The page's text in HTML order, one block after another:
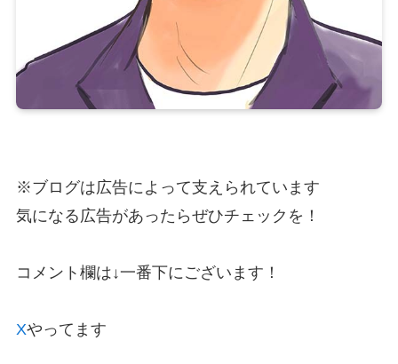
※ブログは広告によって支えられています
気になる広告があったらぜひチェックを！
コメント欄は↓一番下にございます！
Xやってます